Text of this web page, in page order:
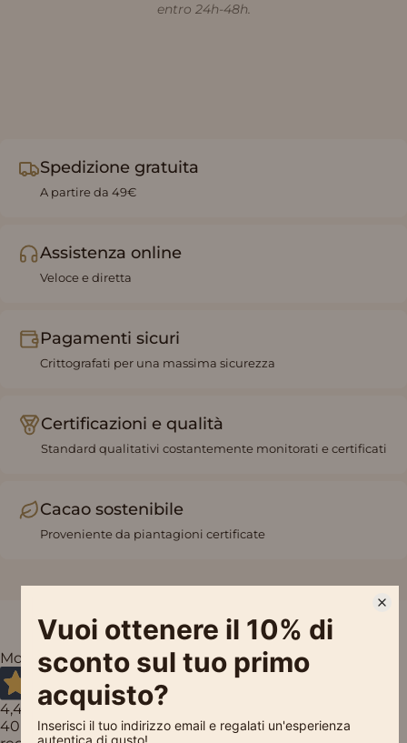
entro 24h-48h.
Spedizione gratuita
A partire da 49€
Assistenza online
Veloce e diretta
Pagamenti sicuri
Crittografati per una massima sicurezza
Certificazioni e qualità
Standard qualitativi costantemente monitorati e certificati
Cacao sostenibile
Proveniente da piantagioni certificate
Molto Buono
4,4
40